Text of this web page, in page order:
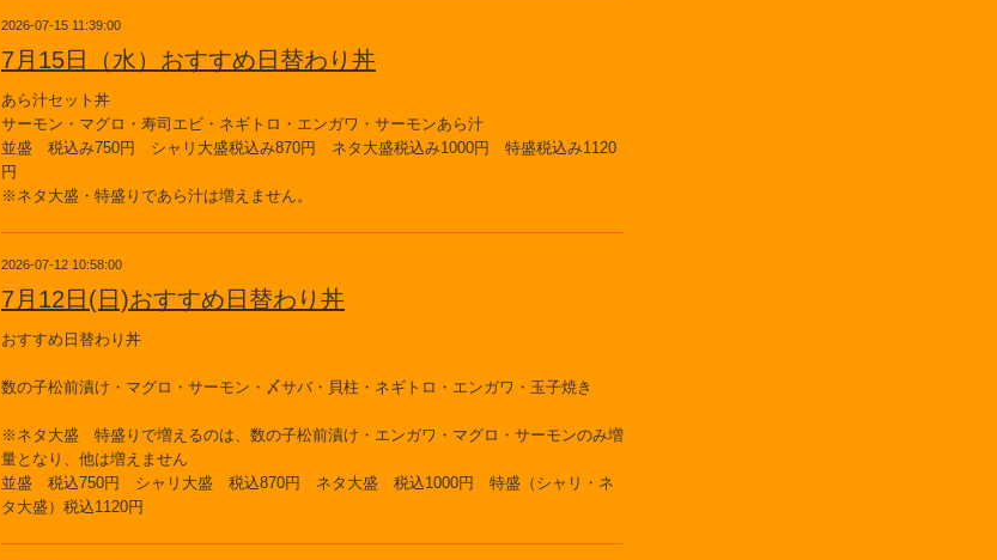
2026-07-15 11:39:00
7月15日（水）おすすめ日替わり丼
あら汁セット丼
サーモン・マグロ・寿司エビ・ネギトロ・エンガワ・サーモンあら汁
並盛 税込み750円 シャリ大盛税込み870円 ネタ大盛税込み1000円 特盛税込み1120
円
※ネタ大盛・特盛りであら汁は増えません。
2026-07-12 10:58:00
7月12日(日)おすすめ日替わり丼
おすすめ日替わり丼
数の子松前漬け・マグロ・サーモン・〆サバ・貝柱・ネギトロ・エンガワ・玉子焼き
※ネタ大盛 特盛りで増えるのは、数の子松前漬け・エンガワ・マグロ・サーモンのみ増
量となり、他は増えません
並盛 税込750円 シャリ大盛 税込870円 ネタ大盛 税込1000円 特盛（シャリ・ネ
タ大盛）税込1120円